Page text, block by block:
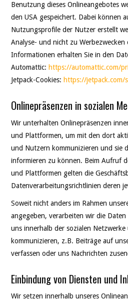
Benutzung dieses Onlineangebotes
den USA gespeichert. Dabei können
Nutzungsprofile der Nutzer erstellt
Analyse- und nicht zu
Informationen erhalten Sie in den
Automattic: https://automattic.com/
Jetpack-Cookies: https://jetpack.com/
Onlinepräsenzen in sozialen
Wir unterhalten Onlinepräsenzen
und Plattformen, um mit den dort
und Nutzern kommunizieren und sie
informieren zu können. Beim Aufruf
und Plattformen gelten die
Datenverarbeitungsrichtlinien deren
Soweit nicht anders im Rahmen
angegeben, verarbeiten wir die
uns innerhalb der sozialen
kommunizieren, z.B. Beiträge auf
verfassen oder uns Nachrichten
Einbindung von Diensten und
Wir setzen innerhalb unseres